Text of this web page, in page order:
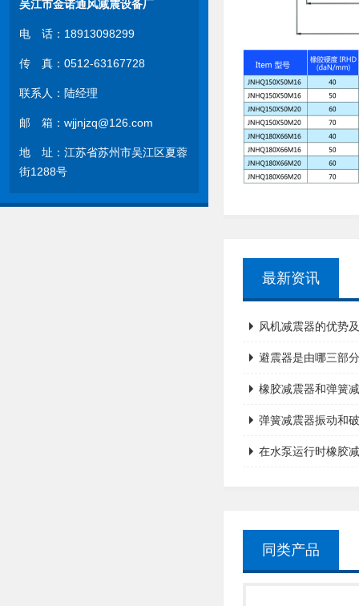
吴江市金诺通风减震设备厂
电 话：18913098299
传 真：0512-63167728
联系人：陆经理
邮 箱：wjjnjzq@126.com
地 址：江苏省苏州市吴江区夏蓉
街1288号
最新资讯
风机减震器的优势
避震器是由哪三部
橡胶减震器和弹簧
弹簧减震器振动和
在水泵运行时橡胶
同类产品